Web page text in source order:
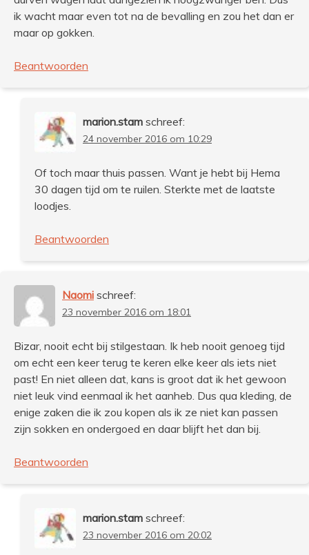
ik wacht maar even tot na de bevalling en zou het dan er
maar op gokken.
Beantwoorden
marion.stam schreef:
24 november 2016 om 10:29
Of toch maar thuis passen. Want je hebt bij Hema
30 dagen tijd om te ruilen. Sterkte met de laatste
loodjes.
Beantwoorden
Naomi schreef:
23 november 2016 om 18:01
Bizar, nooit echt bij stilgestaan. Ik heb nooit genoeg tijd
om echt een keer terug te keren elke keer als iets niet
past! En niet alleen dat, kans is groot dat ik het gewoon
niet leuk vind eenmaal ik het aanheb. Dus qua kleding, de
enige zaken die ik zou kopen als ik ze niet kan passen
zijn sokken en ondergoed en daar blijft het dan bij.
Beantwoorden
marion.stam schreef:
23 november 2016 om 20:02